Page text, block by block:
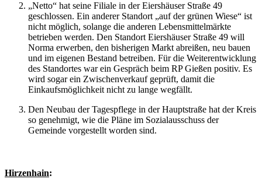
„Netto“ hat seine Filiale in der Eiershäuser Straße 49
geschlossen. Ein anderer Standort „auf der grünen Wiese“ ist
nicht möglich, solange die anderen Lebensmittelmärkte
betrieben werden. Den Standort Eiershäuser Straße 49 will
Norma erwerben, den bisherigen Markt abreißen, neu bauen
und im eigenen Bestand betreiben. Für die Weiterentwicklung
des Standortes war ein Gespräch beim RP Gießen positiv. Es
wird sogar ein Zwischenverkauf geprüft, damit die
Einkaufsmöglichkeit nicht zu lange wegfällt.
Den Neubau der Tagespflege in der Hauptstraße hat der Kreis
so genehmigt, wie die Pläne im Sozialausschuss der
Gemeinde vorgestellt worden sind.
Hirzenhain: